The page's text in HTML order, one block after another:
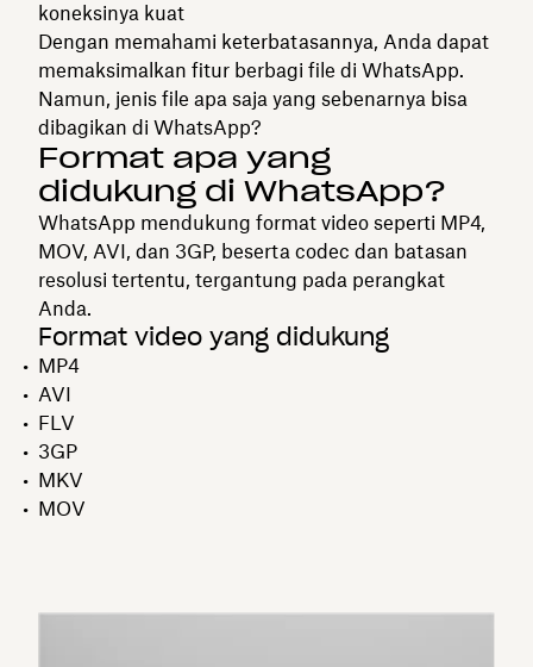
koneksinya kuat
Dengan memahami keterbatasannya, Anda dapat
memaksimalkan fitur berbagi file di WhatsApp.
Namun, jenis file apa saja yang sebenarnya bisa
dibagikan di WhatsApp?
Format apa yang
didukung di WhatsApp?
WhatsApp mendukung format video seperti MP4,
MOV, AVI, dan 3GP, beserta codec dan batasan
resolusi tertentu, tergantung pada perangkat
Anda.
Format video yang didukung
MP4
AVI
FLV
3GP
MKV
MOV